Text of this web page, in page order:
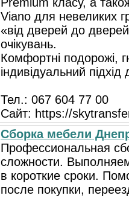
Premium класу, а
Viano для невеликих
«від дверей до
очікувань.
Комфортні подорожі,
індивідуальний
Тел.: 067 604 77 00
Сайт: https://
Сбopка мебели
Пpoфессиональная
сложности.
в короткие сроки.
после покупки,